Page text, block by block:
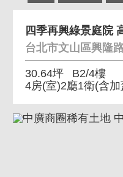
台北市文山區興隆
30.64坪
B2/4樓
4房(室)2廳1衛(含